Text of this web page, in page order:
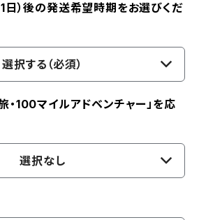
）後の発送希望時期をお選びくだ
選択する（必須）
・100マイルアドベンチャー」を応
選択なし